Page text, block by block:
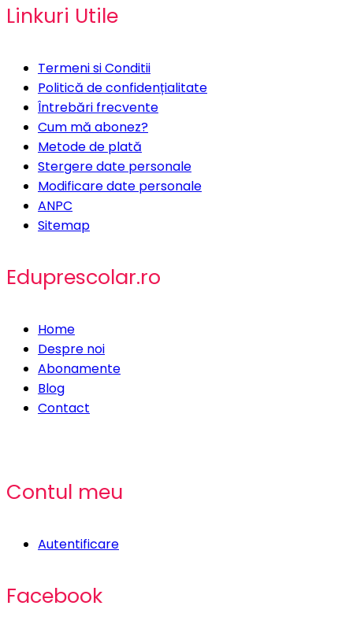
Linkuri Utile
Termeni si Conditii
Politică de confidențialitate
Întrebări frecvente
Cum mă abonez?
Metode de plată
Stergere date personale
Modificare date personale
ANPC
Sitemap
Eduprescolar.ro
Home
Despre noi
Abonamente
Blog
Contact
Contul meu
Autentificare
Facebook